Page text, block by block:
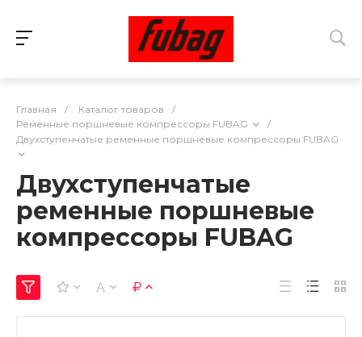
Главная / Каталог товаров
/
Ременные поршневые компрессоры FUBAG
/
Двухступенчатые ременные поршневые компрессоры FUBAG
Двухступенчатые
ременные поршневые
компрессоры FUBAG